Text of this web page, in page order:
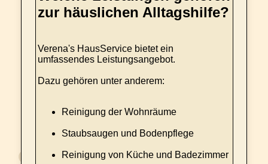
zur häuslichen Alltagshilfe?
Verena's HausService bietet ein
umfassendes Leistungsangebot.
Dazu gehören unter anderem:
Reinigung der Wohnräume
Staubsaugen und Bodenpflege
Reinigung von Küche und Badezimmer